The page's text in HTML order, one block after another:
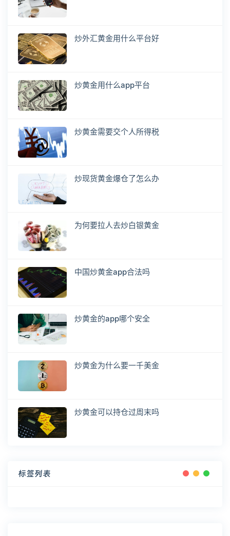
炒外汇黄金用什么平台好
炒黄金用什么app平台
炒黄金需要交个人所得税
炒现货黄金爆仓了怎么办
为何要拉人去炒白银黄金
中国炒黄金app合法吗
炒黄金的app哪个安全
炒黄金为什么要一千美金
炒黄金可以持仓过周末吗
标签列表